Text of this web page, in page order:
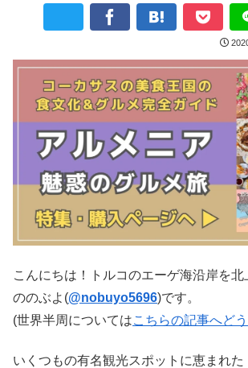
こんにちは！トルコのエーゲ海沿岸を北
ののぶよ(@nobuyo5696)です。
(世界半周についてはこちらの記事へどう
いくつもの有名観光スポットに恵まれた